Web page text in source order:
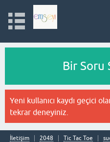
Bir Soru
Yeni kullanıcı kaydı geçici
tekrar deneyiniz.
İletişim 2048 Tic Tac Toe